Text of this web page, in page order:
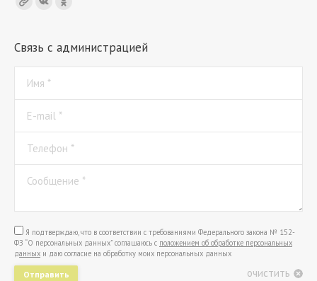
Связь с администрацией
Имя *
E-mail *
Телефон *
Сообщение *
Я подтверждаю, что в соответствии с требованиями Федерального закона № 152-
ФЗ “О персональных данных” соглашаюсь с положением об обработке персональных
данных и даю согласие на обработку моих персональных данных
Отправить очистить